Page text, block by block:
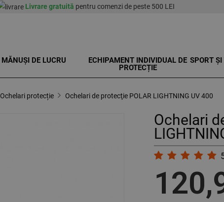
Livrare gratuită pentru comenzi de peste 500 LEI
MĂNUȘI DE LUCRU
ECHIPAMENT INDIVIDUAL DE
PROTECȚIE
SPORT
Ochelari protecție Ochelari de protecţie POLAR LIGHTNING UV 400
Ochelari